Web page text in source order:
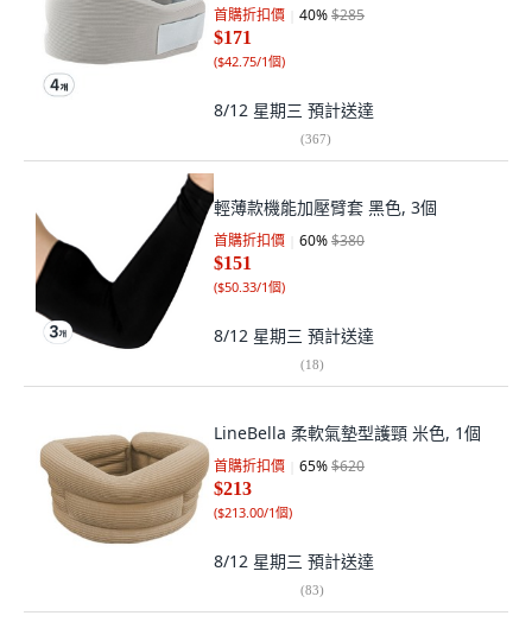
首購折扣價 40%$285
$171
($42.75/1個)
8/12 星期三 預計送達
(367)
輕薄款機能加壓臂套 黑色, 3個
首購折扣價 60%$380
$151
($50.33/1個)
8/12 星期三 預計送達
(18)
LineBella 柔軟氣墊型護頸 米色, 1個
首購折扣價 65%$620
$213
($213.00/1個)
8/12 星期三 預計送達
(83)